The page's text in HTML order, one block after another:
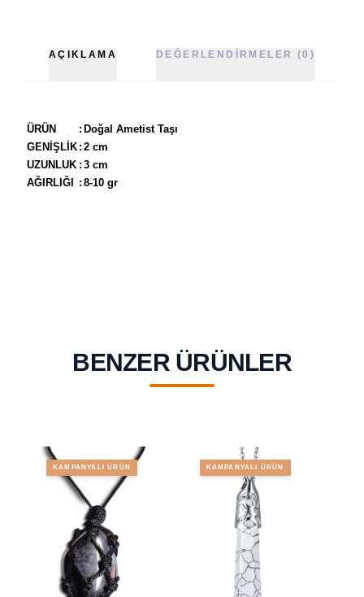
AÇIKLAMA DEĞERLENDIRMELER (0)
ÜRÜN : Doğal Ametist Taşı
GENİŞLİK : 2 cm
UZUNLUK : 3 cm
AĞIRLIĞI
: 8-10 gr
BENZER ÜRÜNLER
KAMPANYALI ÜRÜN KAMPANYALI ÜRÜN